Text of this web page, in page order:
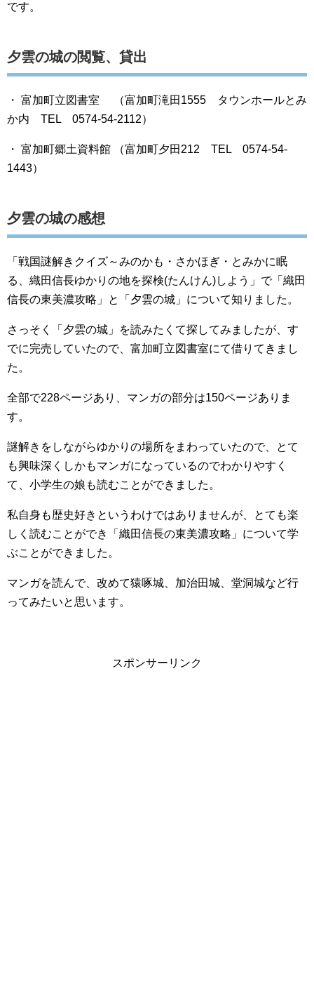
です。
夕雲の城の閲覧、貸出
・ 富加町立図書室 （富加町滝田1555 タウンホールとみ
か内 TEL 0574-54-2112）
・ 富加町郷土資料館 （富加町夕田212 TEL 0574-54-
1443）
夕雲の城の感想
「戦国謎解きクイズ～みのかも・さかほぎ・とみかに眠
る、織田信長ゆかりの地を探検(たんけん)しよう」で「織田
信長の東美濃攻略」と「夕雲の城」について知りました。
さっそく「夕雲の城」を読みたくて探してみましたが、す
でに完売していたので、富加町立図書室にて借りてきまし
た。
全部で228ページあり、マンガの部分は150ページありま
す。
謎解きをしながらゆかりの場所をまわっていたので、とて
も興味深くしかもマンガになっているのでわかりやすく
て、小学生の娘も読むことができました。
私自身も歴史好きというわけではありませんが、とても楽
しく読むことができ「織田信長の東美濃攻略」について学
ぶことができました。
マンガを読んで、改めて猿啄城、加治田城、堂洞城など行
ってみたいと思います。
スポンサーリンク